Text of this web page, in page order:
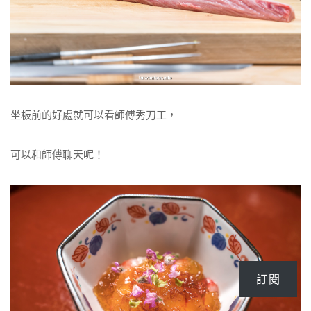
坐板前的好處就可以看師傅秀刀工，
可以和師傅聊天呢！
訂閱